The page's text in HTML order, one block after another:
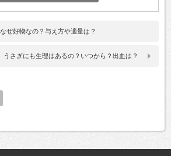
ぜ好物なの？与え方や適量は？
うさぎにも生理はあるの？いつから？出血は？